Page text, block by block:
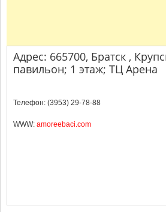
Адрес: 665700, Братск ,
павильон; 1 этаж; ТЦ Арена
Телефон: (3953) 29-78-88
WWW: amoreebaci.com